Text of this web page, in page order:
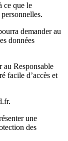
ce que le
demander au
données
au Responsable
facile d’accès et
une
des